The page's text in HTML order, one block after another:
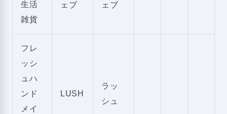
ェブ
ェブ
生活
雑貨
フレ
ッシ
ュハ
ンド
メイ
LUSH
ラッ
シュ